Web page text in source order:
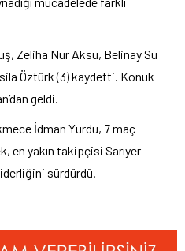
Zeliha Nur Aksu, Belinay Su
Öztürk (3) kaydetti. Konuk
geldi.
İdman Yurdu, 7 maç
en yakın takipçisi Sarıyer
sürdürdü.